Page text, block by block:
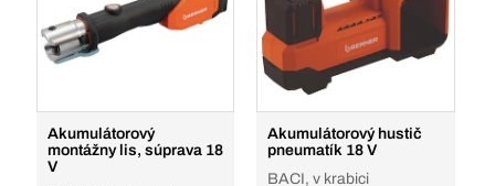
Akumulátorový
montážny lis, súprava 18
V
Akumulátorový hustič
pneumatík 18 V
BACI, v krabici